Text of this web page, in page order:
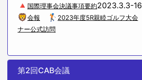
🔺 国際理事会決議事項要約2023.3.3-
🦁会報 🏌 2023年度5R親睦ゴルフ大会
ナー公式訪問
第2回CAB会議